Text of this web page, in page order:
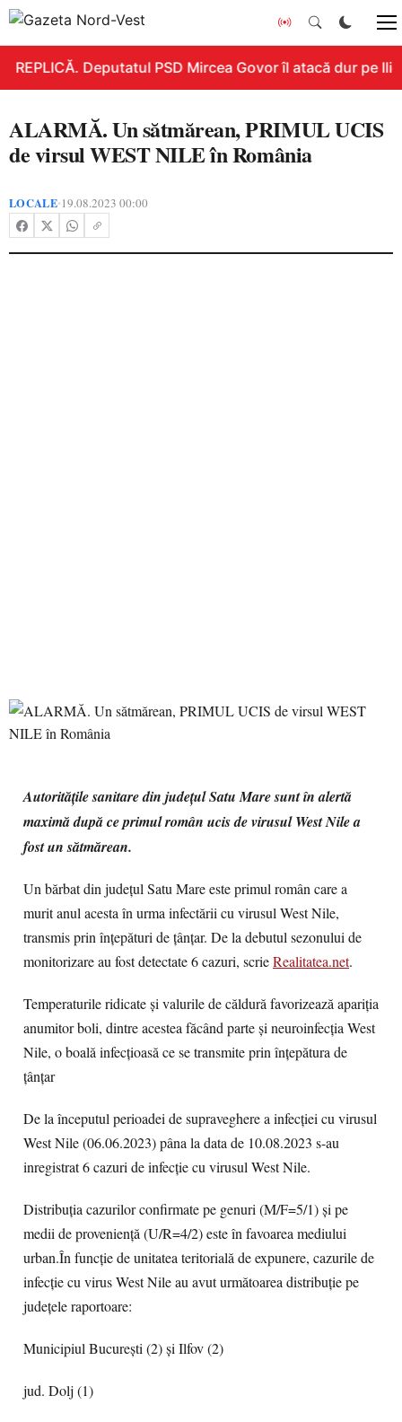
REPLICĂ. Deputatul PSD Mircea Govor îl atacă dur pe
ALARMĂ. Un sătmărean, PRIMUL UCIS
de virsul WEST NILE în România
LOCALE•19.08.2023 00:00
Autoritățile sanitare din județul Satu Mare sunt în alertă
maximă după ce primul român ucis de virusul West Nile a
fost un sătmărean.
Un bărbat din județul Satu Mare este primul român care a
murit anul acesta în urma infectării cu virusul West Nile,
transmis prin înțepături de țânțar. De la debutul sezonului de
monitorizare au fost detectate 6 cazuri, scrieRealitatea.net.
Temperaturile ridicate și valurile de căldură favorizează apariția
anumitor boli, dintre acestea făcând parte și neuroinfecția West
Nile, o boală infecțioasă ce se transmite prin înțepătura de
țânțar
De la începutul perioadei de supraveghere a infecției cu virusul
West Nile (06.06.2023) pâna la data de 10.08.2023 s-au
inregistrat 6 cazuri de infecție cu virusul West Nile.
Distribuția cazurilor confirmate pe genuri (M/F=5/1) și pe
medii de proveniență (U/R=4/2) este în favoarea mediului
urban.În funcție de unitatea teritorială de expunere, cazurile de
infecție cu virus West Nile au avut următoarea distribuție pe
județele raportoare:
Municipiul București (2) și Ilfov (2)
jud. Dolj (1)